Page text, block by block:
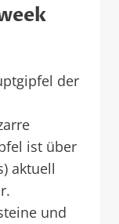
der
ist über
aktuell
und